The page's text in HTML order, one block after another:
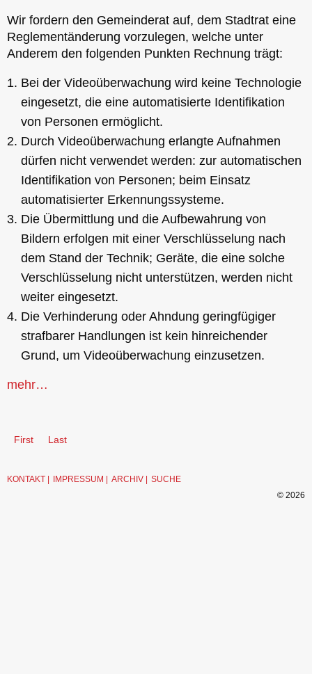
Wir fordern den Gemeinderat auf, dem Stadtrat eine
Reglementänderung vorzulegen, welche unter
Anderem den folgenden Punkten Rechnung trägt:
Bei der Videoüberwachung wird keine Technologie
eingesetzt, die eine automatisierte Identifikation
von Personen ermöglicht.
Durch Videoüberwachung erlangte Aufnahmen
dürfen nicht verwendet werden: zur automatischen
Identifikation von Personen; beim Einsatz
automatisierter Erkennungssysteme.
Die Übermittlung und die Aufbewahrung von
Bildern erfolgen mit einer Verschlüsselung nach
dem Stand der Technik; Geräte, die eine solche
Verschlüsselung nicht unterstützen, werden nicht
weiter eingesetzt.
Die Verhinderung oder Ahndung geringfügiger
strafbarer Handlungen ist kein hinreichender
Grund, um Videoüberwachung einzusetzen.
mehr…
First Last
KONTAKT IMPRESSUM ARCHIV
SUCHE
© 2026